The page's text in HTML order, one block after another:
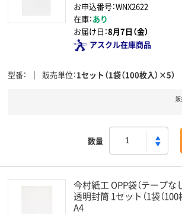
お申込番号：WNX2622
在庫：あり
お届け日：8月7日（金）
アスクル在庫商品
型番 販売単位 1セット（1袋（100枚入）×5）
販
数量
今村紙工 OPP袋（テープな
透明封筒 1セット（1袋（100
A4